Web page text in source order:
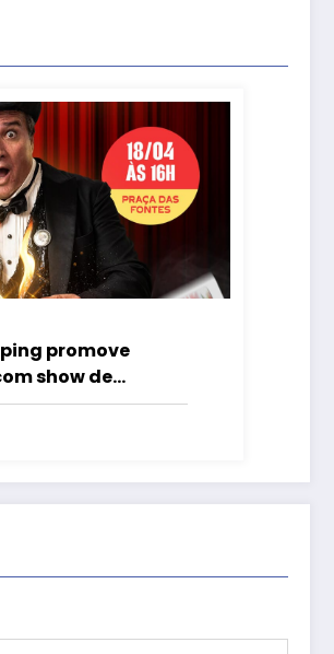
promove
show de
toda a família